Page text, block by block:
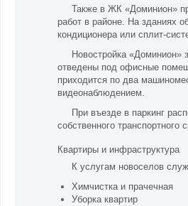
Также в ЖК «Доминион»
работ в районе. На зданиях
кондиционера или сплит-
Новостройка «Доминион»
отведены под офисные
приходится по два
видеонаблюдением.
При въезде в паркинг
собственного транспортного
Квартиры и инфраструктура
К услугам новоселов
Химчистка и прачечная
Уборка квартир